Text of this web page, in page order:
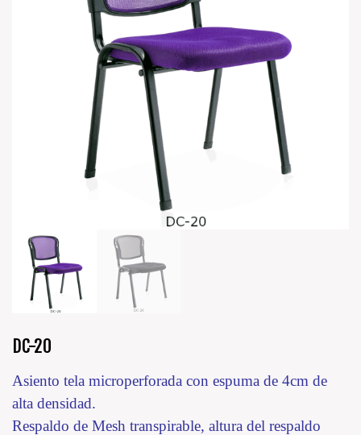
DC-20
Asiento tela microperforada con espuma de 4cm de
alta densidad.
Respaldo de Mesh transpirable, altura del respaldo